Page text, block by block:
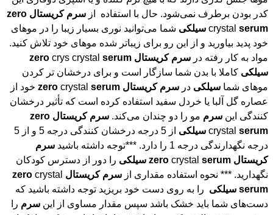
کدر بودن برطرف نمی‌شود. حال با استفاده از سرم کریستال zero
crystal serum سیلکی ‌ شما می‌توانید نوری بسیار زیبا را در موهای
خود پدید بیاورید و از این رو برای زیباتر شده موهای خود تلاش کنید.
مواد به کار رفته در سرم کریستال zero crys crystal serum
سیلکی کاملا با بدن شما سازگار است و برای درخشان تر کردن
موهای شما سیلکی در سرم کریستال zero crystal serum خود از
عصاره گل آلبا یا خردل سفید استفاده کرده است که تأثیر درخشان
کنندگی این سرم مو را دو چندان می‌کند. سرم کریستال zero
crystal serum سیلکی
از 5 درجه درخشان کنندگی درجه 5 و از 5
درجه نگهدارندگی درجه 1 را دارد. ***توجه داشته باشید
سرم
کریستال
zero crystal serum سیلکی ‌ را دور از دسترس کودکان
نگهدارید. *** نحوه استفاده مقداری از سرم کریستال zero crystal
serum سیلکی را به روی دست خود بریزید توجه داشته باشید که
دست‌های شما باید خشک باشد سپس مقدار مساوی از این سرم راروی سر خود بمالید و کمی ماساژ دهید اما زیاد این حرکت را تکرار